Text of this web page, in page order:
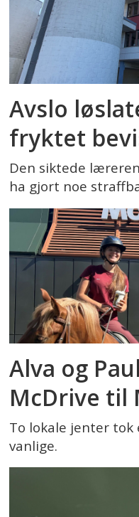
Avslo
fryktet
Den siktede
ha gjort noe
Alva og
McDrive til
To lokale jenter
vanlige.